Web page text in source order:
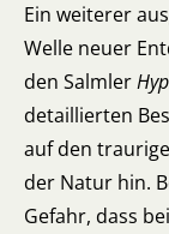
Ein weiterer
Welle neuer
den Salmler
detaillierten
auf den
der Natur hin.
Gefahr, dass